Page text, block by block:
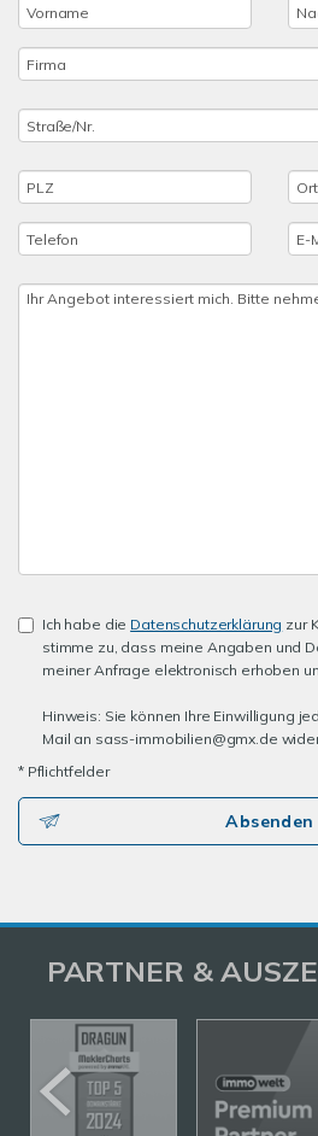
Ich habe die Datenschutzerklärung zur
stimme zu, dass meine Angaben und
meiner Anfrage elektronisch erhoben
Hinweis: Sie können Ihre Einwilligung
Mail an sass-immobilien@gmx.de
* Pflichtfelder
Absenden
PARTNER &